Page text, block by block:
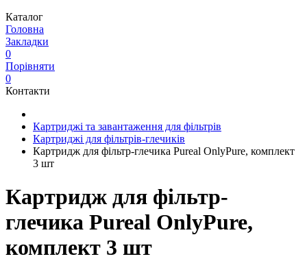
Каталог
Головна
Закладки
0
Порівняти
0
Контакти
Картриджі та завантаження для фільтрів
Картриджі для фільтрів-глечиків
Картридж для фільтр-глечика Pureal OnlyPure, комплект
3 шт
Картридж для фільтр-
глечика Pureal OnlyPure,
комплект 3 шт